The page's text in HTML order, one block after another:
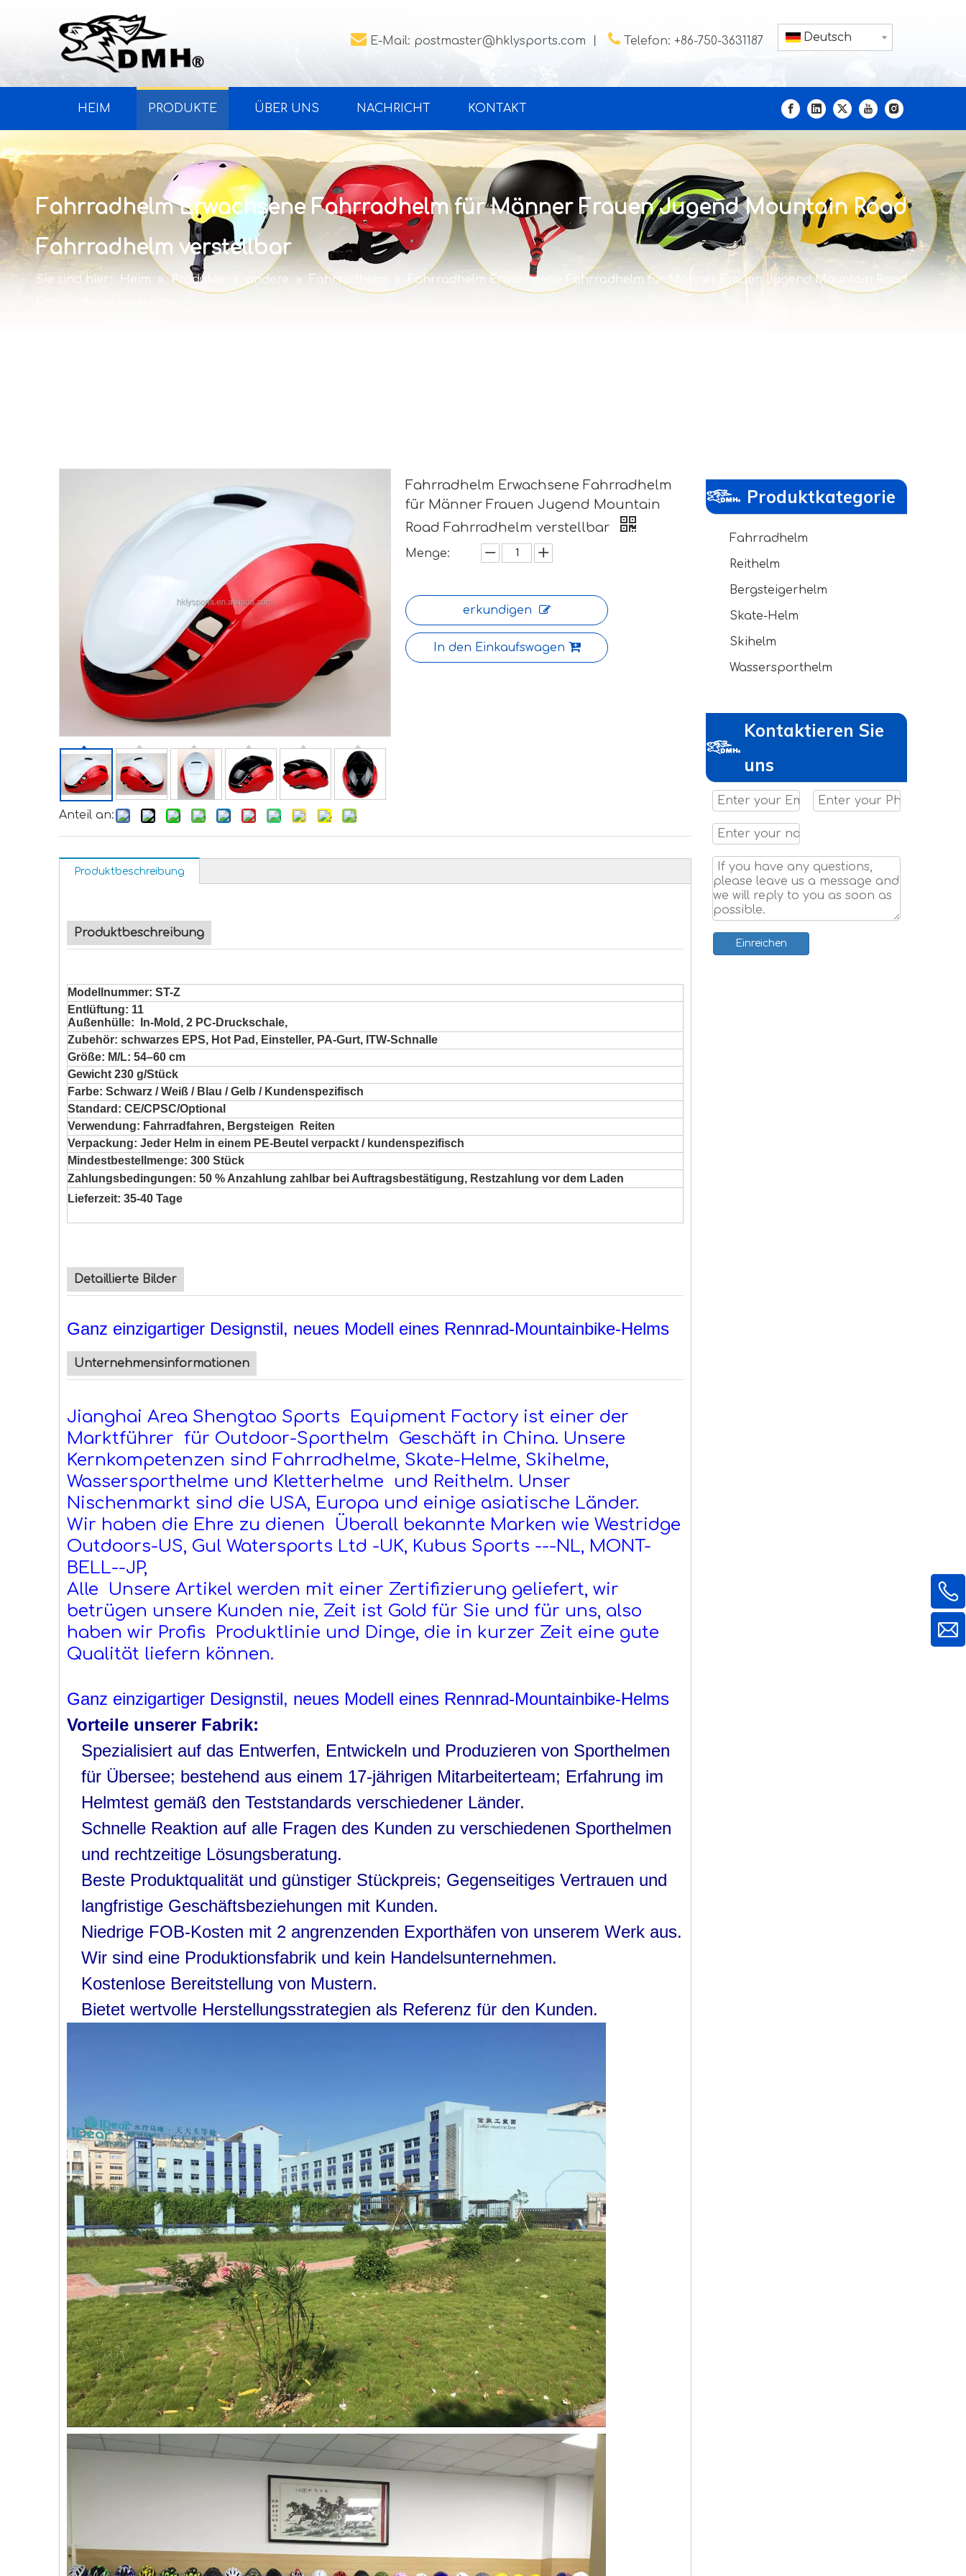
 E-Mail: postmaster@hklysports.com  Telefon: +86-750-3631187 Deutsch
HEIM PRODUKTE ÜBER UNS NACHRICHT KONTAKT
Fahrradhelm Erwachsene Fahrradhelm für Männer Frauen Jugend Mountain Road
Fahrradhelm verstellbar
Sie sind hier: Heim » Produkte andere » Fahrradhelm
Fahrradhelm Erwachsene Fahrradhelm für Männer Frauen Jugend Mountain Road
Anteil an:
Fahrradhelm Erwachsene Fahrradhelm
für Männer Frauen Jugend Mountain
Road Fahrradhelm verstellbar
Menge:
erkundigen
In den Einkaufswagen
Produktbeschreibung
Produktbeschreibung
Modellnummer: ST-Z
Entlüftung: 11
Außenhülle: In-Mold, 2 PC-Druckschale,
Zubehör: schwarzes EPS, Hot Pad, Einsteller, PA-Gurt, ITW-Schnalle
Größe: M/L: 54–60 cm
Gewicht 230 g/Stück
Farbe: Schwarz / Weiß / Blau / Gelb / Kundenspezifisch
Standard: CE/CPSC/Optional
Verwendung: Fahrradfahren, Bergsteigen Reiten
Verpackung: Jeder Helm in einem PE-Beutel verpackt / kundenspezifisch
Mindestbestellmenge: 300 Stück
Zahlungsbedingungen: 50 % Anzahlung zahlbar bei Auftragsbestätigung, Restzahlung vor dem Laden
Lieferzeit: 35-40 Tage
Detaillierte Bilder
Ganz einzigartiger Designstil, neues Modell eines Rennrad-Mountainbike-Helms
Unternehmensinformationen
Jianghai Area Shengtao Sports Equipment Factory ist einer der
Marktführer für Outdoor-Sporthelm Geschäft in China. Unsere
Kernkompetenzen sind Fahrradhelme, Skate-Helme, Skihelme,
Wassersporthelme und Kletterhelme und Reithelm. Unser
Nischenmarkt sind die USA, Europa und einige asiatische Länder.
Wir haben die Ehre zu dienen Überall bekannte Marken wie Westridge
Outdoors-US, Gul Watersports Ltd -UK, Kubus Sports ---NL, MONT-
BELL--JP,
Alle Unsere Artikel werden mit einer Zertifizierung geliefert, wir
betrügen unsere Kunden nie, Zeit ist Gold für Sie und für uns, also
haben wir Profis Produktlinie und Dinge, die in kurzer Zeit eine gute
Qualität liefern können.
Ganz einzigartiger Designstil, neues Modell eines Rennrad-Mountainbike-Helms
Vorteile unserer Fabrik:
Spezialisiert auf das Entwerfen, Entwickeln und Produzieren von Sporthelmen
für Übersee; bestehend aus einem 17-jährigen Mitarbeiterteam; Erfahrung im
Helmtest gemäß den Teststandards verschiedener Länder.
Schnelle Reaktion auf alle Fragen des Kunden zu verschiedenen Sporthelmen
und rechtzeitige Lösungsberatung.
Beste Produktqualität und günstiger Stückpreis; Gegenseitiges Vertrauen und
langfristige Geschäftsbeziehungen mit Kunden.
Niedrige FOB-Kosten mit 2 angrenzenden Exporthäfen von unserem Werk aus.
Wir sind eine Produktionsfabrik und kein Handelsunternehmen.
Kostenlose Bereitstellung von Mustern.
Bietet wertvolle Herstellungsstrategien als Referenz für den Kunden.
Produktkategorie
Fahrradhelm
Reithelm
Bergsteigerhelm
Skate-Helm
Skihelm
Wassersporthelm
Kontaktieren Sie
uns
Einreichen